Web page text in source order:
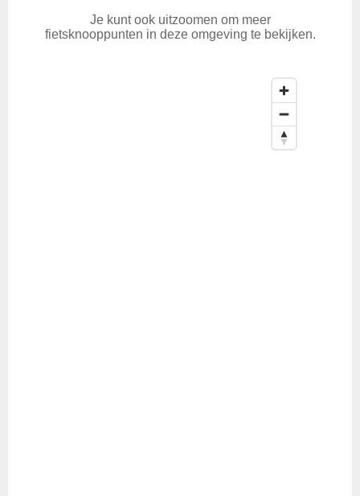
Je kunt ook uitzoomen om meer
fietsknooppunten in deze omgeving te bekijken.